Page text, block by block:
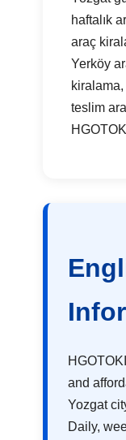
haftalık
araç
Yerköy
teslim
and
Yozgat
Daily,